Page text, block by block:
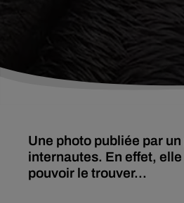
Une photo publiée par
internautes. En effet,
pouvoir le trouver...